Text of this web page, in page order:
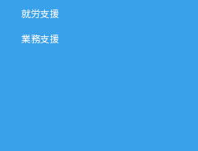
就労支援
業務支援